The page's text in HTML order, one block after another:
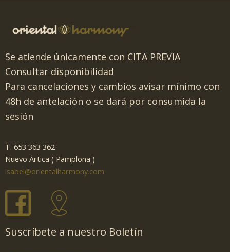
Se atiende únicamente con CITA PREVIA
Consultar disponibilidad
Para cancelaciones y cambios avisar mínimo con
48h de antelación o se dará por consumida la
sesión
T. 653 363 362
Nuevo Artica ( Pamplona )
isabel@orientalharmony.com
Suscríbete a nuestro Boletín